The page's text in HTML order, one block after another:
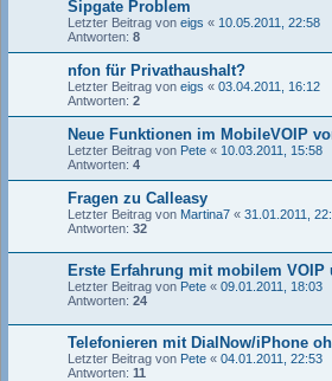
Sipgate Problem
Letzter Beitrag von eigs « 10.05.2011, 22:58
Antworten: 8
nfon für Privathaushalt?
Letzter Beitrag von eigs « 03.04.2011, 16:12
Antworten: 2
Neue Funktionen im MobileVOIP
Letzter Beitrag von Pete « 10.03.2011, 15:58
Antworten: 4
Fragen zu Calleasy
Letzter Beitrag von Martina7 « 31.01.2011,
Antworten: 32
Erste Erfahrung mit mobilem VOIP
Letzter Beitrag von Pete « 09.01.2011, 18:03
Antworten: 24
Telefonieren mit DialNow/iPhone
Letzter Beitrag von Pete « 04.01.2011, 22:53
Antworten: 11